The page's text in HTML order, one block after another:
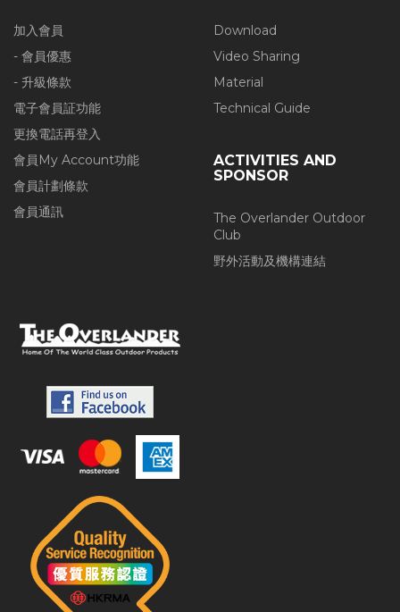
加入會員
- 會員優惠
- 升級條款
電子會員証功能
更換電話再登入
會員My Account功能
會員計劃條款
會員通訊
Download
Video Sharing
Material
Technical Guide
ACTIVITIES AND
SPONSOR
The Overlander Outdoor
Club
野外活動及機構連結